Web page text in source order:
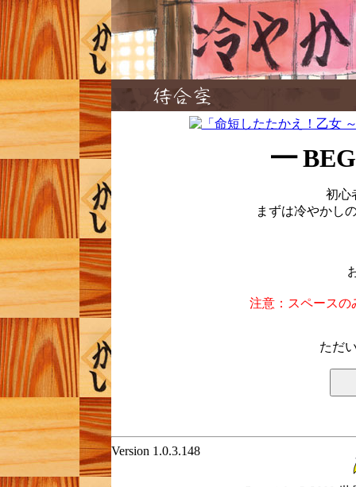
━
初心
まずは冷やかし
注意：スペースの
ただ
Version 1.0.3.148